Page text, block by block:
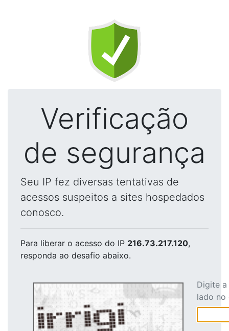
Verificação
de segurança
Seu IP fez diversas tentativas de
acessos suspeitos a sites hospedados
conosco.
Para liberar o acesso do IP 216.73.217.120,
responda ao desafio abaixo.
Digite
lado no